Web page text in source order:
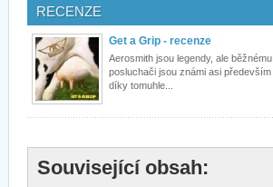
RECENZE
Get a Grip - recenze
Aerosmith jsou legendy, ale běžnému
posluchači jsou známi asi především
díky tomuhle...
Související obsah: